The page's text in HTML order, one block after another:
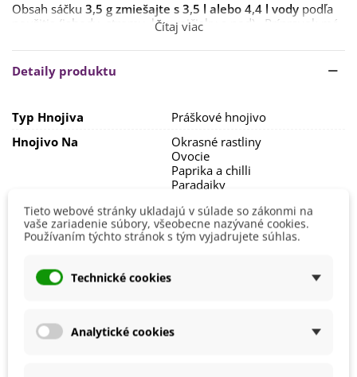
Obsah sáčku 3,5 g zmiešajte s 3,5 l alebo 4,4 l vody podľa
použitia (jahody, stromy, kry, rajčiaky a pod). Prípravok má
, kedy je schopný udržať výskyt
roztočcov pod prahom škodlivosti.
Presné dávkovanie podľa druhu rastliny je uvedené v
Ďalšie informácie a bezpečnostné pokyny nájdete
uvedené na výrobku.
Čítaj viac
Detaily produktu
Typ Hnojiva
Práškové hnojivo
Hnojivo Na
Okrasné rastliny
Ovocie
Paprika a chilli
Paradajky
Uhorky
Výrobca
Lovela
Prípravok Proti
ean138594027182464
Tieto webové stránky ukladajú v súlade so zákonmi na
vaše zariadenie súbory, všeobecne nazývané cookies.
Používaním týchto stránok s tým vyjadrujete súhlas.
Technické cookies
Analytické cookies